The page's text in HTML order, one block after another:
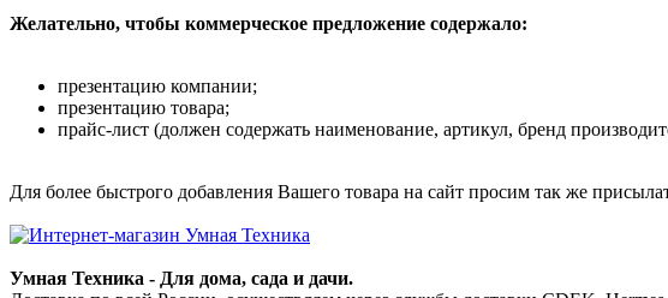
Желательно, чтобы коммерческое предложение содержало:
презентацию компании;
презентацию товара;
прайс-лист (должен содержать наименование, артикул, бренд
Для более быстрого добавления Вашего товара на сайт просим так же
Умная Техника - Для дома, сада и дачи.